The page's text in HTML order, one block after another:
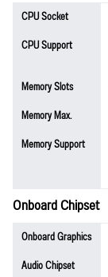
CPU Socket
CPU Support
Memory Slots
Memory Max.
Memory Support
Onboard Chipset
Onboard Graphics
Audio Chipset